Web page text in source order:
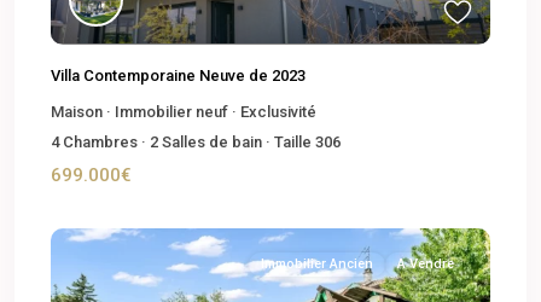
Villa Contemporaine Neuve de 2023
Maison · Immobilier neuf · Exclusivité
4Chambres · 2 Salles de bain · Taille 306
699.000€
Immobilier Ancien A Vendre